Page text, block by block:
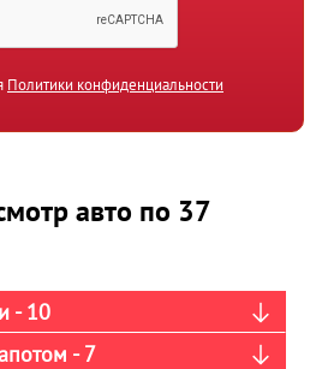
Политики конфиденциальности
авто по 37
- 10
- 7